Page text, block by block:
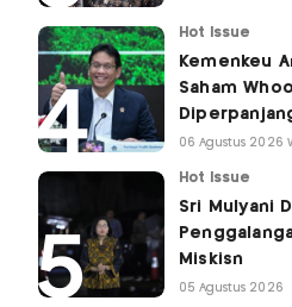
Hot Issue
Kemenkeu
Saham
06 Agustus 2026
Hot Issue
Sri Mulyani
Miskisn
05 Agustus 2026